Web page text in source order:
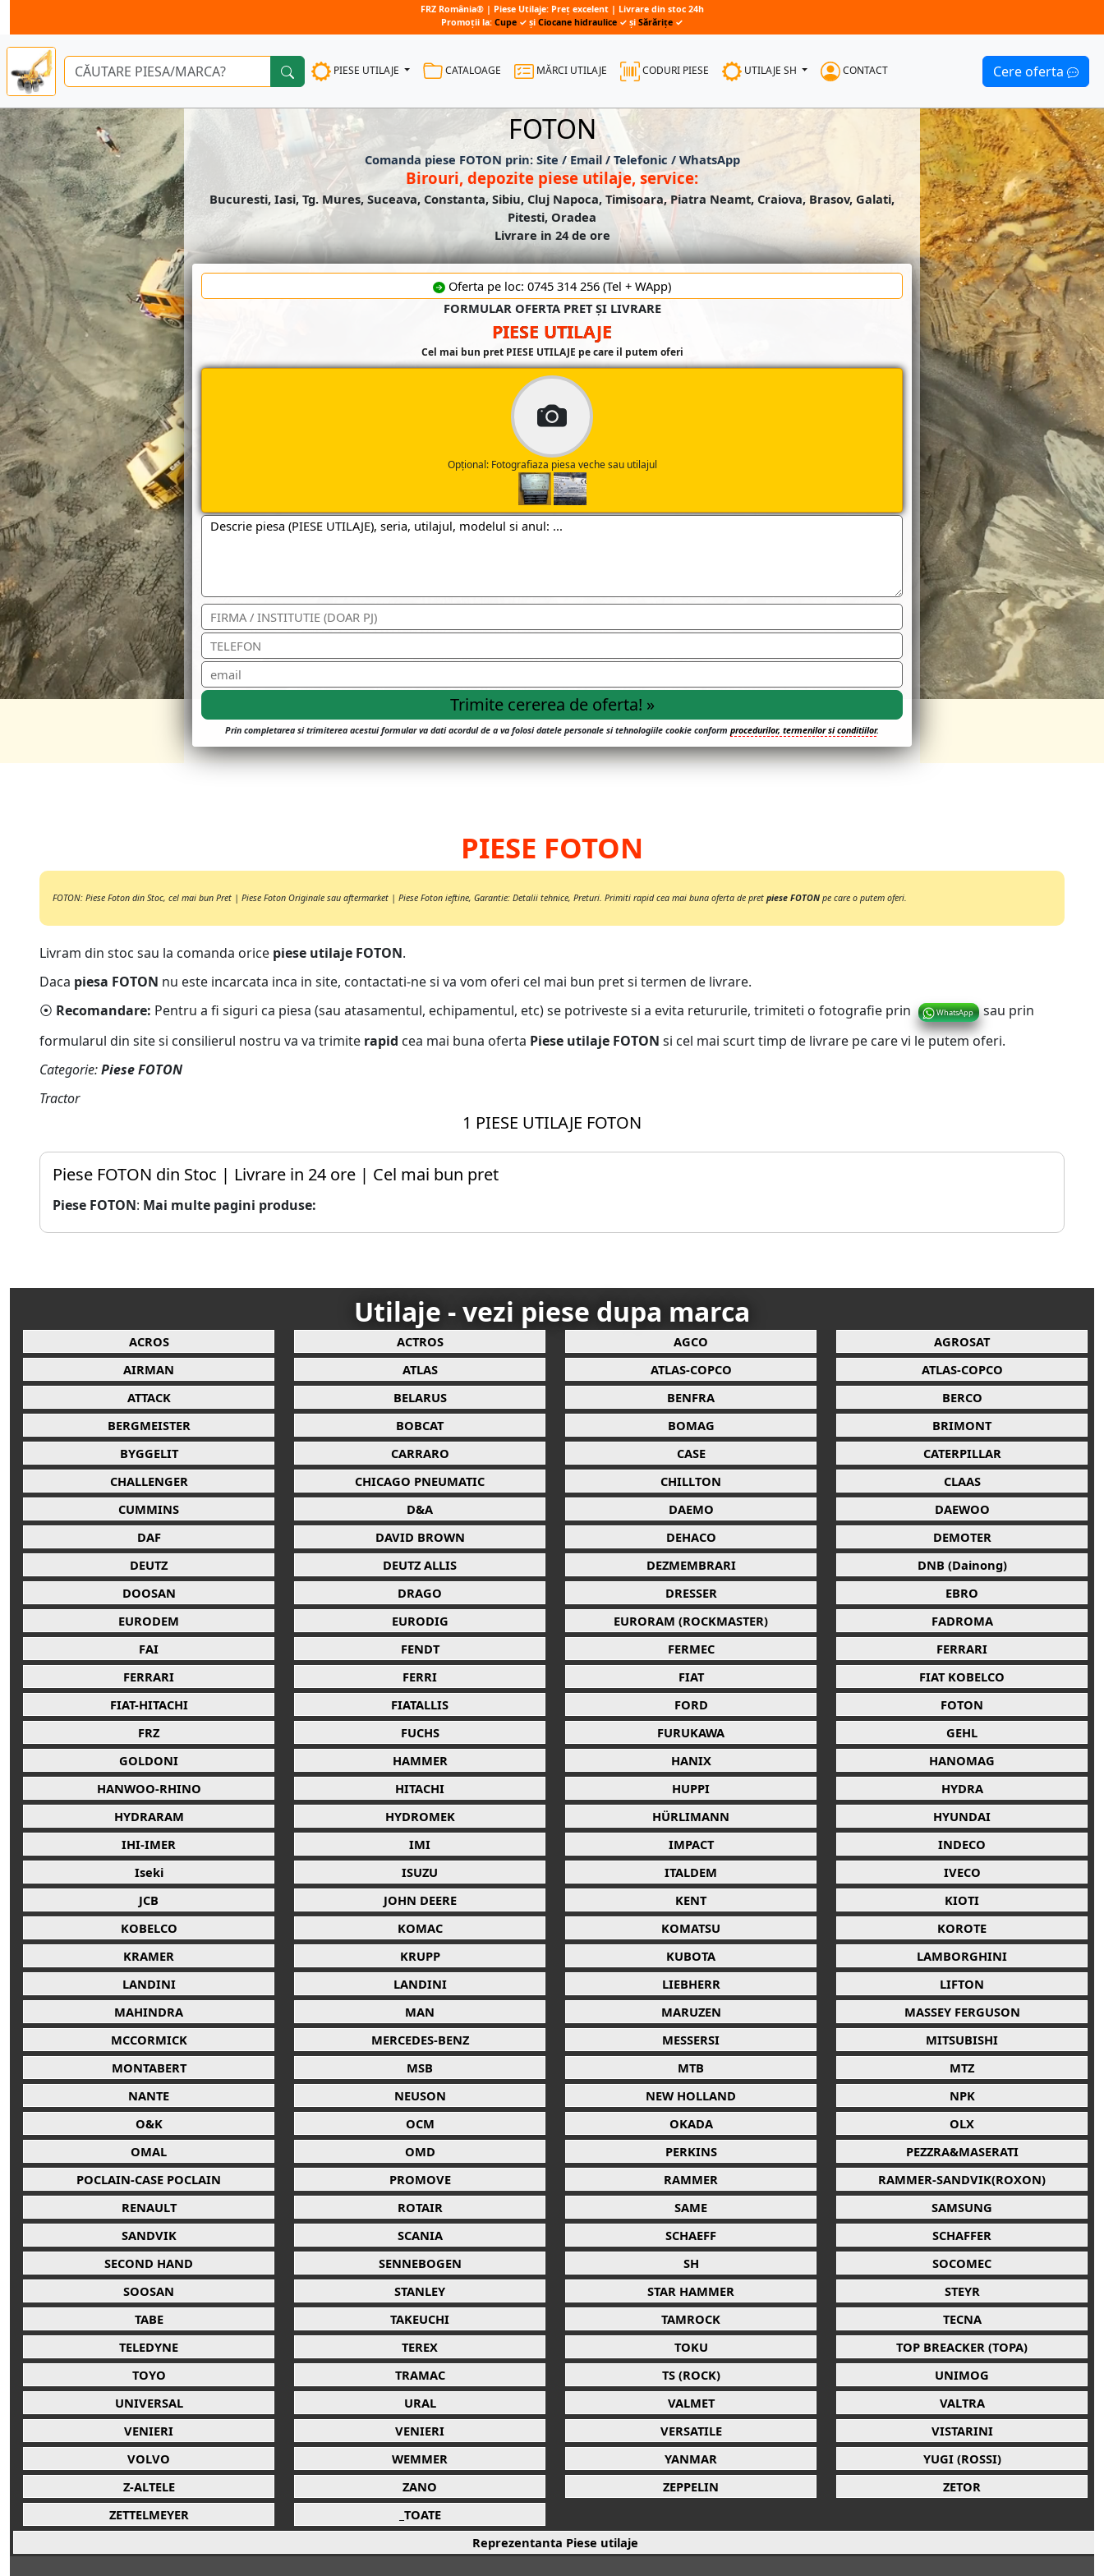
FOTON
Comanda piese FOTON prin: Site / Email / Telefonic / WhatsApp
Birouri, depozite piese utilaje, service:
Bucuresti, Iasi, Tg. Mures, Suceava, Constanta, Sibiu, Cluj Napoca, Timisoara, Piatra Neamt, Craiova, Brasov, Galati,
Pitesti, Oradea
Livrare in 24 de ore
Oferta pe loc: 0745 314 256 (Tel + WApp)
FORMULAR OFERTA PRET ȘI LIVRARE
PIESE UTILAJE
Cel mai bun pret PIESE UTILAJE pe care il putem oferi
Opțional: Fotografiaza piesa veche sau utilajul
Prin completarea si trimiterea acestui formular va dati acordul de a va folosi datele personale si tehnologiile cookie conform procedurilor, termenilor si conditiilor.
PIESE FOTON
FOTON: Piese Foton din Stoc, cel mai bun Pret | Piese Foton Originale sau aftermarket | Piese Foton ieftine, Garantie: Detalii tehnice, Preturi. Primiti rapid cea mai buna oferta de pret piese FOTON pe care o putem oferi.
Livram din stoc sau la comanda orice piese utilaje FOTON.
Daca piesa FOTON nu este incarcata inca in site, contactati-ne si va vom oferi cel mai bun pret si termen de livrare.
⦿ Recomandare: Pentru a fi siguri ca piesa (sau atasamentul, echipamentul, etc) se potriveste si a evita retururile, trimiteti o fotografie prin WhatsApp
sau prin
formularul din site si consilierul nostru va va trimite rapid cea mai buna oferta Piese utilaje FOTON si cel mai scurt timp de livrare pe care vi le putem oferi.
Categorie:Piese FOTON
Tractor
1 PIESE UTILAJE FOTON
Piese FOTON din Stoc | Livrare in 24 ore | Cel mai bun pret
Piese FOTON: Mai multe pagini produse:
Utilaje - vezi piese dupa marca
ACROS ACTROS AGCO
AGROSAT
AIRMAN
ATLAS ATLAS-COPCO
ATLAS-COPCO
ATTACK
BELARUS BENFRA
BERCO
BERGMEISTER
BOBCAT BOMAG
BRIMONT
BYGGELIT
CARRARO CASE
CATERPILLAR
CHALLENGER
CHICAGO PNEUMATIC CHILLTON
CLAAS
CUMMINS
D&A DAEMO
DAEWOO
DAF
DAVID BROWN DEHACO
DEMOTER
DEUTZ
DEUTZ ALLIS DEZMEMBRARI
DNB (Dainong)
DOOSAN
DRAGO DRESSER
EBRO
EURODEM
EURODIG EURORAM (ROCKMASTER)
FADROMA
FAI
FENDT FERMEC
FERRARI
FERRARI
FERRI FIAT
FIAT KOBELCO
FIAT-HITACHI
FIATALLIS FORD
FOTON
FRZ
FUCHS FURUKAWA
GEHL
GOLDONI
HAMMER HANIX
HANOMAG
HANWOO-RHINO
HITACHI HUPPI
HYDRA
HYDRARAM
HYDROMEK HÜRLIMANN
HYUNDAI
IHI-IMER
IMI IMPACT
INDECO
Iseki
ISUZU ITALDEM
IVECO
JCB
JOHN DEERE KENT
KIOTI
KOBELCO
KOMAC KOMATSU
KOROTE
KRAMER
KRUPP KUBOTA
LAMBORGHINI
LANDINI
LANDINI LIEBHERR
LIFTON
MAHINDRA
MAN MARUZEN
MASSEY FERGUSON
MCCORMICK
MERCEDES-BENZ MESSERSI
MITSUBISHI
MONTABERT
MSB MTB
MTZ
NANTE
NEUSON NEW HOLLAND
NPK
O&K
OCM OKADA
OLX
OMAL
OMD PERKINS
PEZZRA&MASERATI
POCLAIN-CASE POCLAIN
PROMOVE RAMMER
RAMMER-SANDVIK(ROXON)
RENAULT
ROTAIR SAME
SAMSUNG
SANDVIK
SCANIA SCHAEFF
SCHAFFER
SECOND HAND
SENNEBOGEN SH
SOCOMEC
SOOSAN
STANLEY STAR HAMMER
STEYR
TABE
TAKEUCHI TAMROCK
TECNA
TELEDYNE
TEREX TOKU
TOP BREACKER (TOPA)
TOYO
TRAMAC TS (ROCK)
UNIMOG
UNIVERSAL
URAL VALMET
VALTRA
VENIERI
VENIERI VERSATILE
VISTARINI
VOLVO
WEMMER YANMAR
YUGI (ROSSI)
Z-ALTELE
ZANO ZEPPELIN
ZETOR
ZETTELMEYER
_TOATE
Reprezentanta Piese utilaje
FRZ România® | Piese Utilaje: Preț excelent | Livrare din stoc 24h
Promoții la: Cupe ✓ și Ciocane hidraulice ✓ și Sărărițe ✓
PIESE UTILAJE CATALOAGE MĂRCI UTILAJE CODURI PIESE UTILAJE SH CONTACT Cere oferta